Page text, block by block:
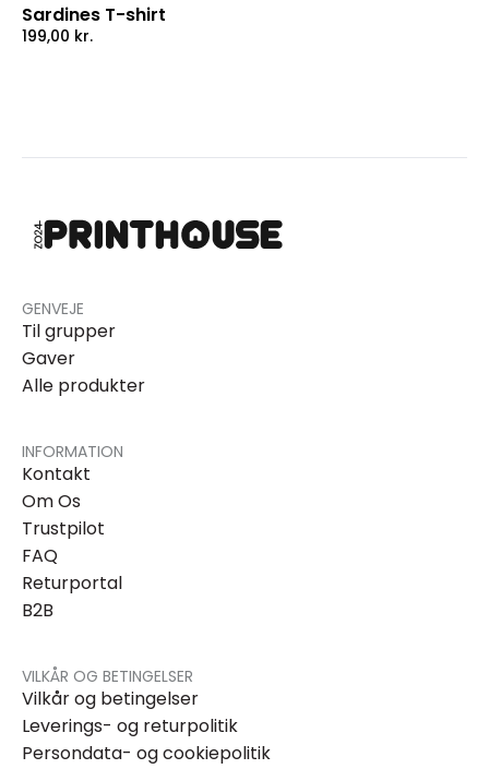
Sardines T-shirt
199,00 kr.
GENVEJE
Til grupper
Gaver
Alle produkter
INFORMATION
Kontakt
Om Os
Trustpilot
FAQ
Returportal
B2B
VILKÅR OG BETINGELSER
Vilkår og betingelser
Leverings- og returpolitik
Persondata- og cookiepolitik